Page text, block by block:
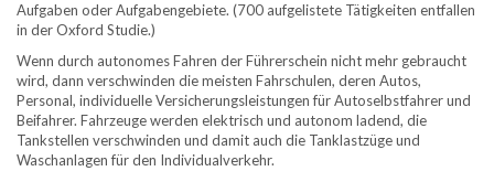
Aufgaben oder Aufgabengebiete. (700 aufgelistete Tätigkeiten entfallen
in der Oxford Studie.)
Wenn durch autonomes Fahren der Führerschein nicht mehr gebraucht
wird, dann verschwinden die meisten Fahrschulen, deren Autos,
Personal, individuelle Versicherungsleistungen für Autoselbstfahrer und
Beifahrer. Fahrzeuge werden elektrisch und autonom ladend, die
Tankstellen verschwinden und damit auch die Tanklastzüge und
Waschanlagen für den Individualverkehr.